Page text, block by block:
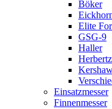
Böker
Elite
GSG-9
Haller
Herbertz
Einsatzmesser
Finnenmesser